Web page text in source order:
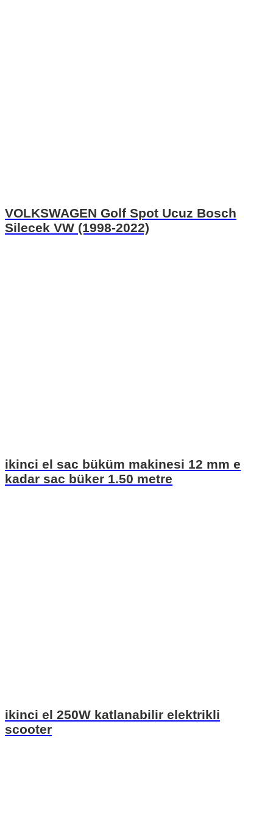
VOLKSWAGEN Golf Spot Ucuz Bosch
Silecek VW (1998-2022)
ikinci el sac büküm makinesi 12 mm e
kadar sac büker 1.50 metre
ikinci el 250W katlanabilir elektrikli
scooter